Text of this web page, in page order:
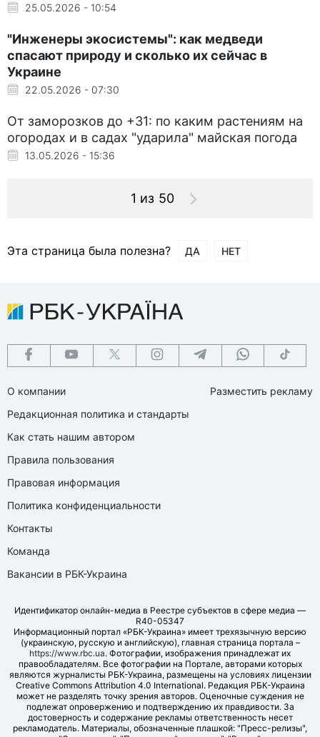
25.05.2026 - 10:54
"Инженеры экосистемы": как медведи
спасают природу и сколько их сейчас в
Украине
22.05.2026 - 07:30
От заморозков до +31: по каким растениям на
огородах и в садах "ударила" майская погода
13.05.2026 - 15:36
1 из 50
Эта страница была полезна? ДА НЕТ
О компании
Редакционная политика и стандарты
Как стать нашим автором
Правила пользования
Правовая информация
Политика конфиденциальности
Контакты
Команда
Вакансии в РБК-Украина
Разместить рекламу
Идентификатор онлайн-медиа в Реестре субъектов в сфере медиа —
R40-05347
Информационный портал «РБК-Украина» имеет трехязычную версию
(украинскую, русскую и английскую), главная страница портала –
https://www.rbc.ua. Фотографии, изображения принадлежат их
правообладателям. Все фотографии на Портале, авторами которых
являются журналисты РБК-Украина, размещены на условиях лицензии
Creative Commons Attribution 4.0 International. Редакция РБК-Украина
может не разделять точку зрения авторов. Оценочные суждения не
подлежат опровержению и подтверждению их правдивости. За
достоверность и содержание рекламы ответственность несет
рекламодатель. Материалы, обозначенные плашкой: "Пресс-релизы",